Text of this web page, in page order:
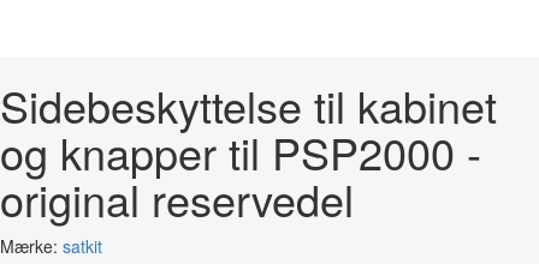
Sidebeskyttelse til kabinet
og knapper til PSP2000 -
original reservedel
Mærke: satkit